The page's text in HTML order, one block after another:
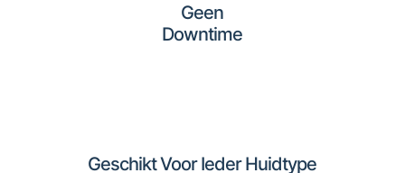
Geen
Downtime
Geschikt Voor Ieder Huidtype